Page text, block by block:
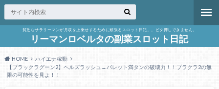
貧乏なサラリーマンが月収を上乗せするために頑張るスロット日記。。ビタ押しできません。
リーマンロベルタの副業スロット日記
HOME
ハイエナ稼動
【ブラックラグーン2】ヘルズラッシュ→バレット満タンの破壊力！！ブラクラ2の無
限の可能性を見よ！！